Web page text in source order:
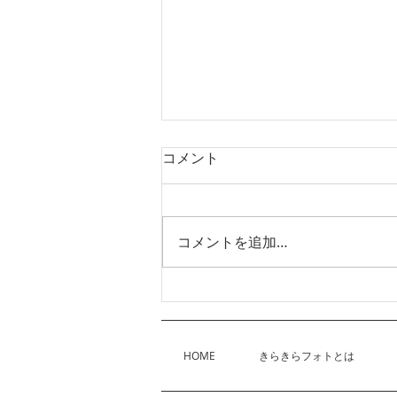
コメント
コメントを追加…
HOME きらきらフォトとは